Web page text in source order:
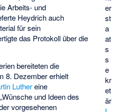
er
st
a
at
s
s
e
kr
et
är
Arbeits- und
Heydrich auch
für sein
das Protokoll über die
bereiteten die
8. Dezember erhielt
Luthereine
und Ideen des
vorgesehenen